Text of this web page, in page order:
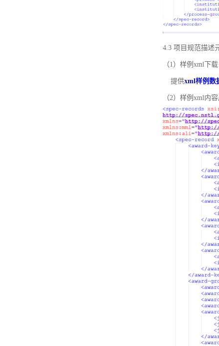
4.3 项目规范描述
（1）样例xml下载
提供xml样例数
（2）样例xml内